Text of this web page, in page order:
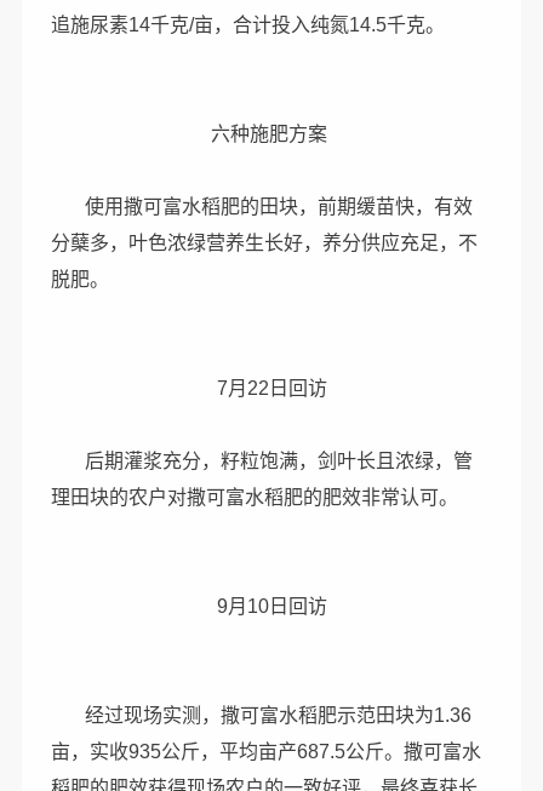
追施尿素14千克/亩，合计投入纯氮14.5千克。
六种施肥方案
使用撒可富水稻肥的田块，前期缓苗快，有效
分蘖多，叶色浓绿营养生长好，养分供应充足，不
脱肥。
7月22日回访
后期灌浆充分，籽粒饱满，剑叶长且浓绿，管
理田块的农户对撒可富水稻肥的肥效非常认可。
9月10日回访
经过现场实测，撒可富水稻肥示范田块为1.36
亩，实收935公斤，平均亩产687.5公斤。撒可富水